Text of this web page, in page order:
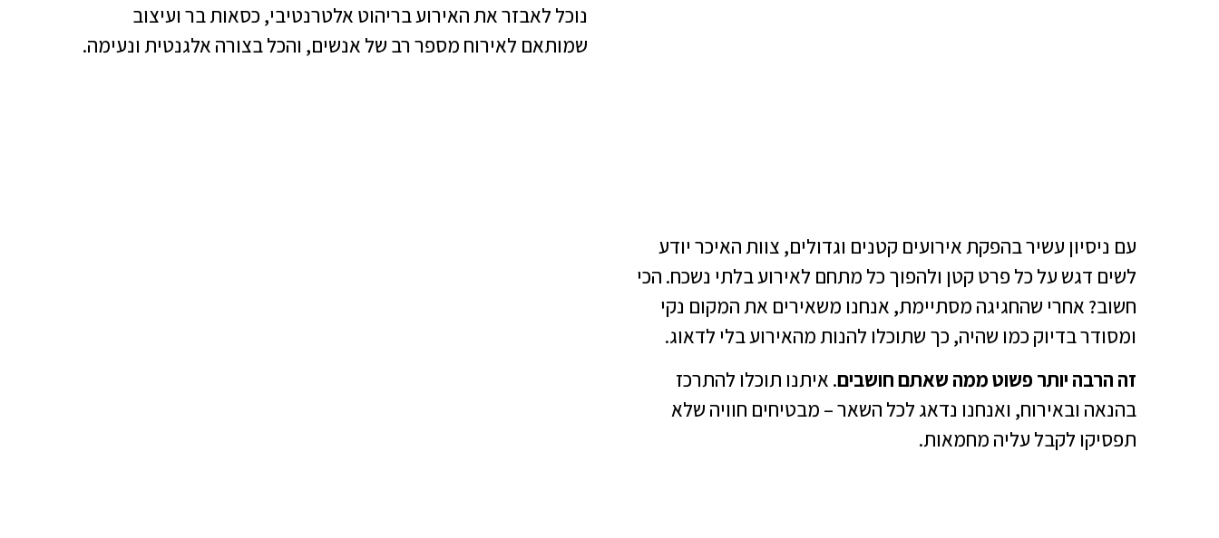
נוכל לאבזר את האירוע בריהוט אלטרנטיבי, כסאות בר ועיצוב
שמותאם לאירוח מספר רב של אנשים, והכל בצורה אלגנטית ונעימה.
עם ניסיון עשיר בהפקת אירועים קטנים וגדולים, צוות האיכר יודע
לשים דגש על כל פרט קטן ולהפוך כל מתחם לאירוע בלתי נשכח. הכי
חשוב? אחרי שהחגיגה מסתיימת, אנחנו משאירים את המקום נקי
ומסודר בדיוק כמו שהיה, כך שתוכלו להנות מהאירוע בלי לדאוג.
זה הרבה יותר פשוט ממה שאתם חושבים. איתנו תוכלו להתרכז
בהנאה ובאירוח, ואנחנו נדאג לכל השאר – מבטיחים חוויה שלא
תפסיקו לקבל עליה מחמאות.